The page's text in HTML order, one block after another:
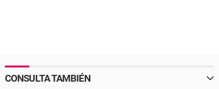
CONSULTA TAMBIÉN